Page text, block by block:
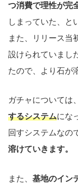
つ消費で理性が完
しまっていた、と
また、リリース当
設けられていまし
たので、より石が
ガチャについては、
するシステムにな
回すシステムなの
溶けていきます。
また、 基地のイン